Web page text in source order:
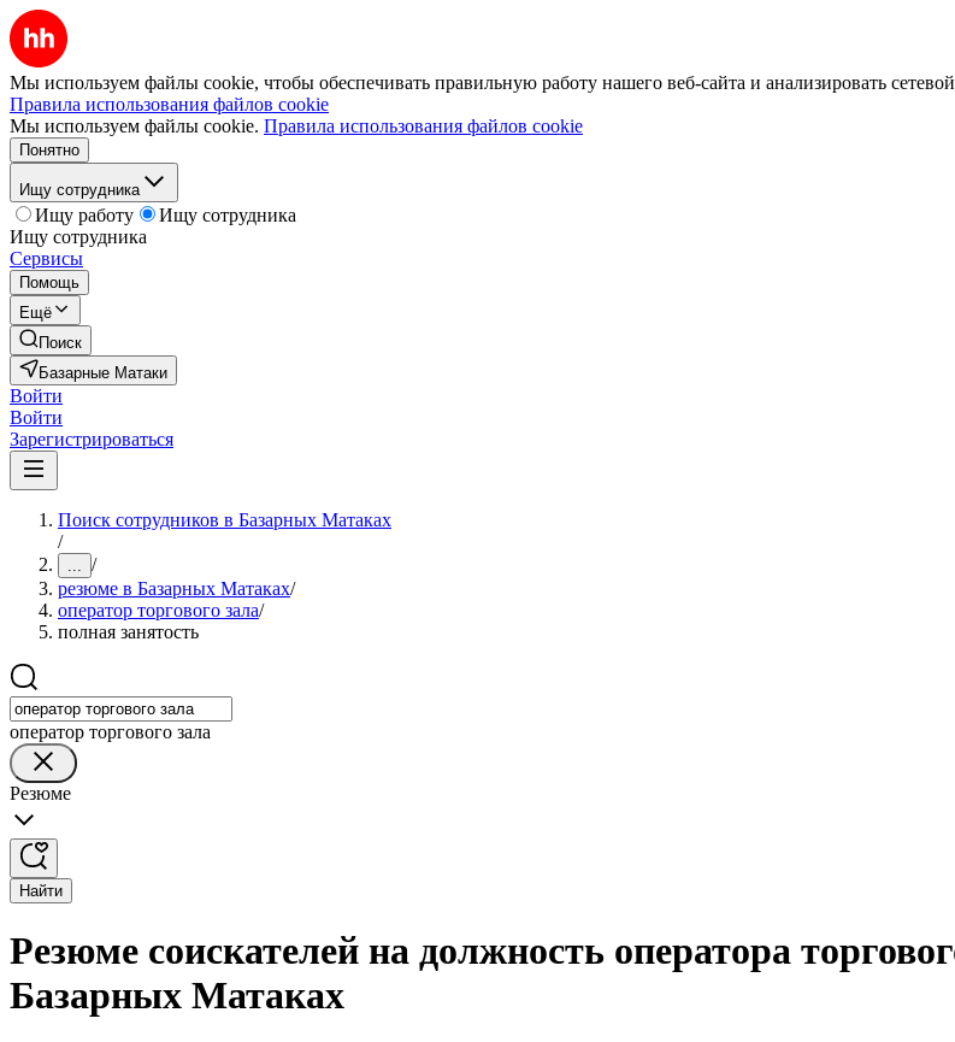
Мы используем файлы cookie, чтобы обеспечивать правильную работу нашего веб-сайта и анализировать
Правила использования файлов cookie
Мы используем файлы cookie. Правила использования файлов cookie
Понятно
Ищу сотрудника
Ищу работу
Ищу сотрудника
Ищу сотрудника
Сервисы
Помощь
Ещё
Поиск
Базарные Матаки
Войти
Войти
Зарегистрироваться
Поиск сотрудников в Базарных Матаках
/
... /
резюме в Базарных Матаках/
оператор торгового зала/
полная занятость
оператор торгового зала
Резюме
Найти
Резюме соискателей на должность оператора
Базарных Матаках